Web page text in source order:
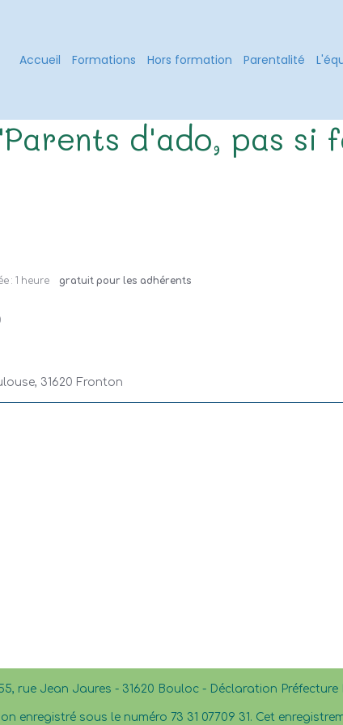
Accueil Formations Hors formation Parentalité
d'ado, pas si
: 1 heure gratuit pour les adhérents
31620 Fronton
rue Jean Jaures - 31620 Bouloc - Déclaration Préfecture
enregistré sous le numéro 73 31 07709 31. Cet